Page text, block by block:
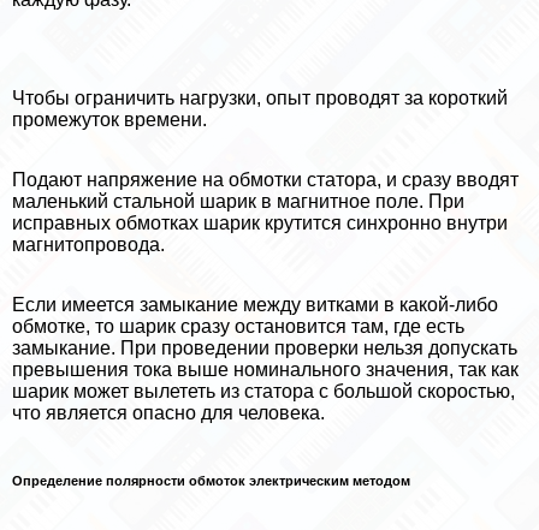
Чтобы ограничить нагрузки, опыт проводят за короткий
промежуток времени.
Подают напряжение на обмотки статора, и сразу вводят
маленький стальной шарик в магнитное поле. При
исправных обмотках шарик крутится синхронно внутри
магнитопровода.
Если имеется замыкание между витками в какой-либо
обмотке, то шарик сразу остановится там, где есть
замыкание. При проведении проверки нельзя допускать
превышения тока выше номинального значения, так как
шарик может вылететь из статора с большой скоростью,
что является опасно для человека.
Определение полярности обмоток электрическим методом